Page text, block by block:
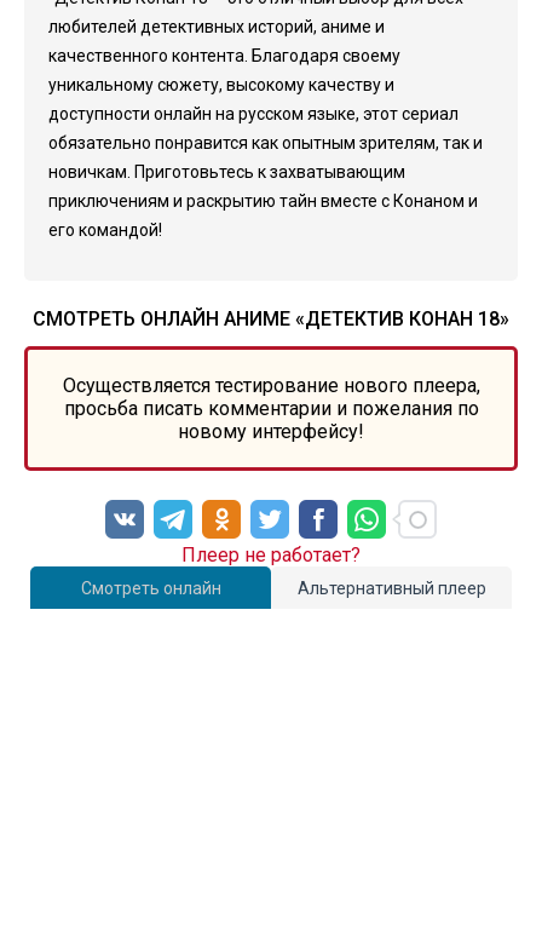
любителей детективных историй, аниме и
качественного контента. Благодаря своему
уникальному сюжету, высокому качеству и
доступности онлайн на русском языке, этот сериал
обязательно понравится как опытным зрителям, так и
новичкам. Приготовьтесь к захватывающим
приключениям и раскрытию тайн вместе с Конаном и
его командой!
СМОТРЕТЬ ОНЛАЙН АНИМЕ «ДЕТЕКТИВ КОНАН 18»
Осуществляется тестирование нового плеера,
просьба писать комментарии и пожелания по
новому интерфейсу!
Смотреть онлайн Альтернативный плеер
Плеер не работает?